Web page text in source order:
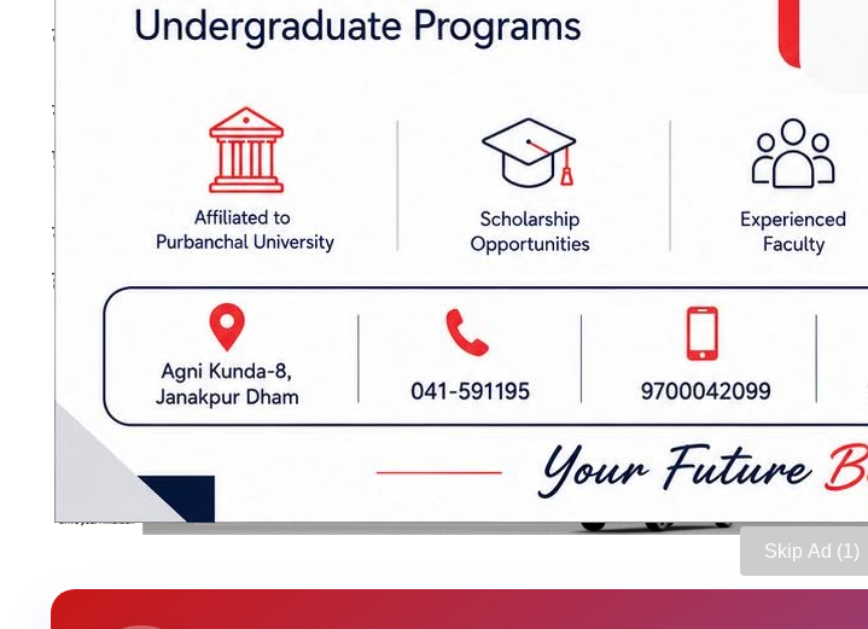
Skip Ad
लगआउट भएको छ भने फेसबुक एप र फिड लोड हुन नसकेको अनुभव गरेका छन् ।
समस्याको वास्तविक कारणबारे कम्पनीले तत्काल विस्तृत जानकारी सार्वजनिक
प्राविधिक गडबडीका कारण मेटाका विभिन्न सेवामा यस्ता समस्या देखिँदै आएका छन् ।
यसबीच, सामाजिक सञ्जालमा प्रयोगकर्ताहरूले आफूहरू मात्र समस्यामा परेका हुन् कि
हो भन्ने जिज्ञासा एक्समा गुनासो गरिरहेका छन् ।
प्रकाशित मिति: २०८३ जेष्ठ २९, शुक्रबार २०:३०
फेसबुक म्यासेजिङ सामाजिक सञ्जाल